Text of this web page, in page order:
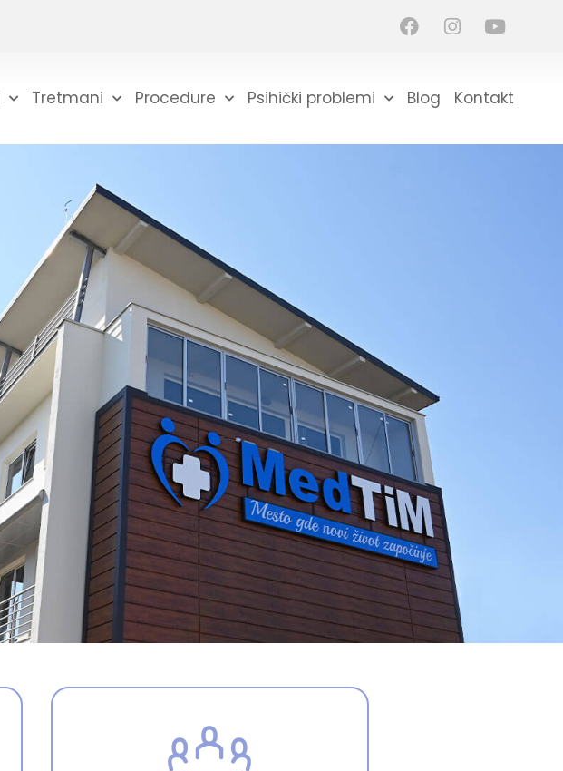
Tretmani Procedure Psihički problemi Blog Kontakt